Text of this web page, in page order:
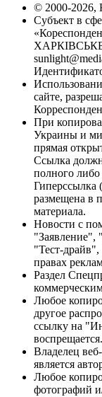
© 2000-2026,
Субъект в
ХАРКІВСЬКЕ
сайте,
При
Украины и
прямая
Ссылка
полного либо
Гиперссылка
размещена в
материала.
Новости с
"Тест-
правах
Раздел
Любое
другое
ссылку на
воспрещается.
Владелец
является
Любое
фотографий